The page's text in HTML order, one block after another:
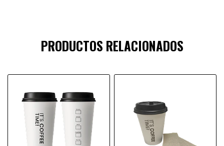
PRODUCTOS RELACIONADOS